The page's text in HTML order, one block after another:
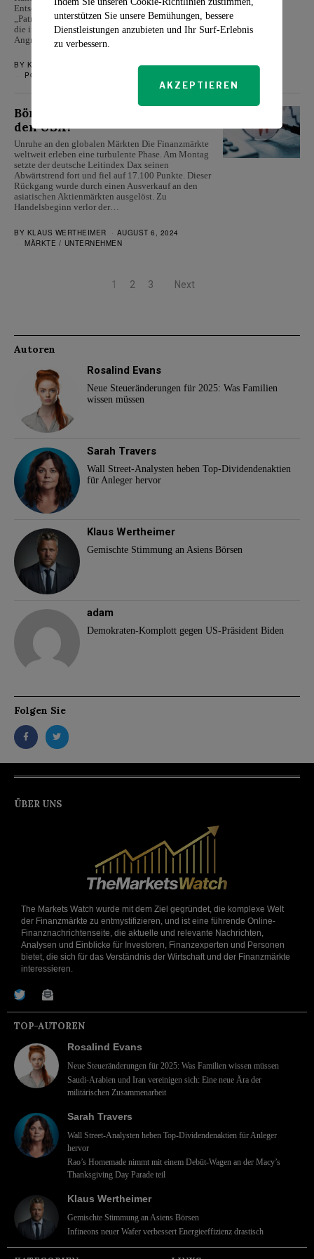
Entscheidung folgt auf die Abgabe mehrerer
„Patriot“-Systeme durch Deutschland an die Ukraine,
die im Zuge des anhaltenden russischen
Angriffskriegs…
BY KLAUS WERTHEIMER
AUGUST 16, 2024
POLITIK
Börsenbeben: Droht ein Crash in
den USA?
Unruhe an den globalen Märkten Die Finanzmärkte
weltweit erleben eine turbulente Phase. Am Montag
setzte der deutsche Leitindex Dax seinen
Abwärtstrend fort und fiel auf 17.100 Punkte. Dieser
Rückgang wurde durch einen Ausverkauf an den
asiatischen Aktienmärkten ausgelöst. Zu
Handelsbeginn verlor der…
BY KLAUS WERTHEIMER
AUGUST 6, 2024
MÄRKTE / UNTERNEHMEN
1 2 3 Next
Autoren
Rosalind Evans
Neue Steueränderungen für 2025: Was Familien
wissen müssen
Sarah Travers
Wall Street-Analysten heben Top-Dividendenaktien
für Anleger hervor
Klaus Wertheimer
Gemischte Stimmung an Asiens Börsen
adam
Demokraten-Komplott gegen US-Präsident Biden
Folgen Sie
ÜBER UNS
The Markets Watch wurde mit dem Ziel gegründet, die komplexe Welt
der Finanzmärkte zu entmystifizieren, und ist eine führende Online-
Finanznachrichtenseite, die aktuelle und relevante Nachrichten,
Analysen und Einblicke für Investoren, Finanzexperten und Personen
bietet, die sich für das Verständnis der Wirtschaft und der Finanzmärkte
interessieren.
TOP-AUTOREN
Rosalind Evans
Neue Steueränderungen für 2025: Was Familien wissen müssen
Saudi-Arabien und Iran vereinigen sich: Eine neue Ära der
militärischen Zusammenarbeit
Sarah Travers
Wall Street-Analysten heben Top-Dividendenaktien für Anleger
hervor
Rao’s Homemade nimmt mit einem Debüt-Wagen an der Macy’s
Thanksgiving Day Parade teil
Klaus Wertheimer
Gemischte Stimmung an Asiens Börsen
Infineons neuer Wafer verbessert Energieeffizienz drastisch
unterstützen Sie unsere Bemühungen, bessere
Dienstleistungen anzubieten und Ihr Surf-Erlebnis
zu verbessern.
AKZEPTIEREN